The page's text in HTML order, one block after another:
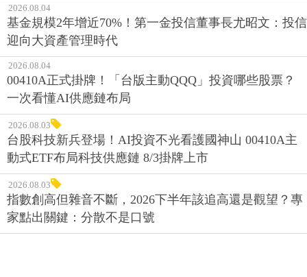
2026.08.04
基金規模2年增近70%！第一金投信董事長尤昭文：投信
迎向大資產管理時代
2026.08.04
00410A正式掛牌！「台版主動QQQ」投資哪些股票？
一次看懂AI供應鏈布局
2026.08.03
台股科技新兵登場！AI投資不光看護國神山 00410A主
動式ETF布局科技供應鏈 8/3掛牌上市
2026.08.03
指數創高但雜音不斷，2026下半年該追高還是觀望？專
家點出關鍵：分散不是口號